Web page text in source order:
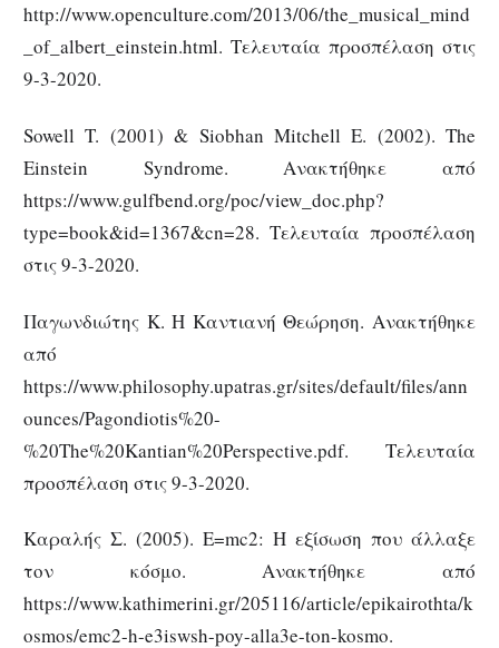
http://www.openculture.com/2013/06/the_musical_mind
_of_albert_einstein.html. Τελευταία προσπέλαση στις
9-3-2020.
Sowell T. (2001) & Siobhan Mitchell E. (2002). The
Einstein Syndrome. Ανακτήθηκε από
https://www.gulfbend.org/poc/view_doc.php?
type=book&id=1367&cn=28. Τελευταία προσπέλαση
στις 9-3-2020.
Παγωνδιώτης Κ. Η Καντιανή Θεώρηση. Ανακτήθηκε
από
https://www.philosophy.upatras.gr/sites/default/files/ann
ounces/Pagondiotis%20-
%20The%20Kantian%20Perspective.pdf. Τελευταία
προσπέλαση στις 9-3-2020.
Καραλής Σ. (2005). Ε=mc2: H εξίσωση που άλλαξε
τον κόσμο. Ανακτήθηκε από
https://www.kathimerini.gr/205116/article/epikairothta/k
osmos/emc2-h-e3iswsh-poy-alla3e-ton-kosmo.